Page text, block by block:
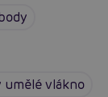
vlákno